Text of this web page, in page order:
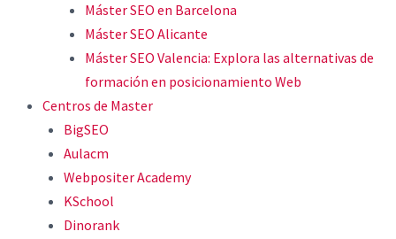
Máster SEO en Barcelona
Máster SEO Alicante
Máster SEO Valencia: Explora las alternativas de
formación en posicionamiento Web
Centros de Master
BigSEO
Aulacm
Webpositer Academy
KSchool
Dinorank